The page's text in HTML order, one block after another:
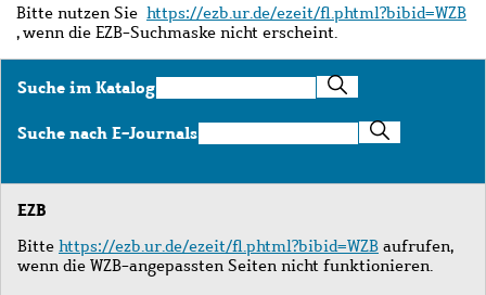
Bitte nutzen Sie https://ezb.ur.de/ezeit/fl.phtml?bibid=WZB
, wenn die EZB-Suchmaske nicht erscheint.
Suche im KatalogSuche
im
Katalog
Suche nach E-JournalsSuche
nach
Journals
EZB
Bitte https://ezb.ur.de/ezeit/fl.phtml?bibid=WZB aufrufen,
wenn die WZB-angepassten Seiten nicht funktionieren.